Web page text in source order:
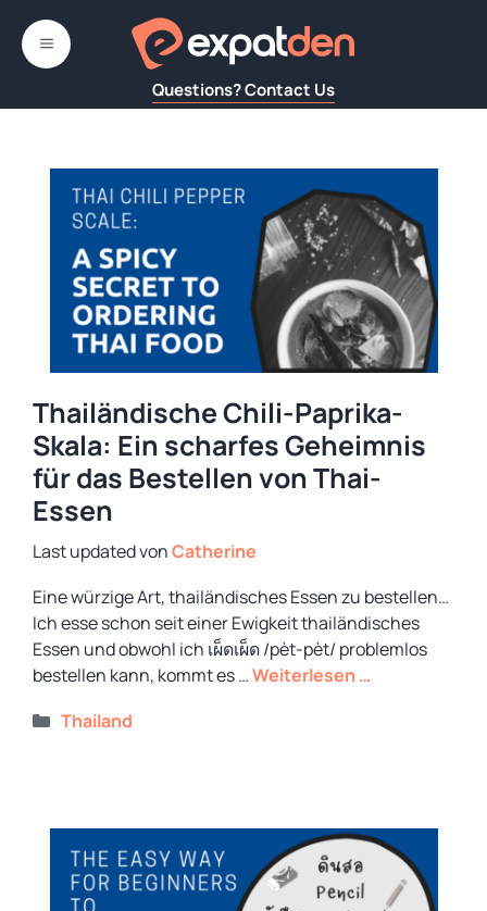
Inhalt
springen
Questions? Contact Us
MENÜ
Thailändische Chili-Paprika-
Skala: Ein scharfes Geheimnis
für das Bestellen von Thai-
Essen
vonCatherine
Eine würzige Art, thailändisches Essen zu bestellen…
Ich esse schon seit einer Ewigkeit thailändisches
Essen und obwohl ich เผ็ดเผ็ด /pèt-pèt/ problemlos
bestellen kann, kommt es …Weiterlesen …
Kategorien
Thailand